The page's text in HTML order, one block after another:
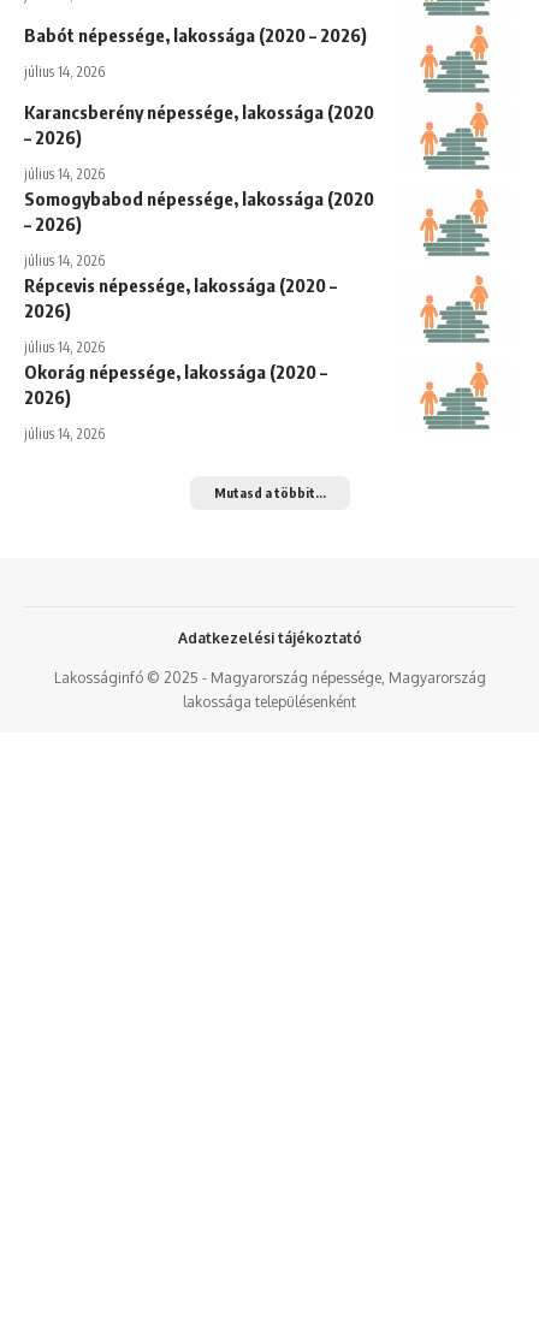
Babót népessége, lakossága (2020 – 2026)
július 14, 2026
Karancsberény népessége, lakossága (2020
– 2026)
július 14, 2026
Somogybabod népessége, lakossága (2020
– 2026)
július 14, 2026
Répcevis népessége, lakossága (2020 –
2026)
július 14, 2026
Okorág népessége, lakossága (2020 –
2026)
július 14, 2026
Mutasd a többit...
Lakosságinfó © 2025 - Magyarország népessége, Magyarország
lakossága településenként
Adatkezelési tájékoztató